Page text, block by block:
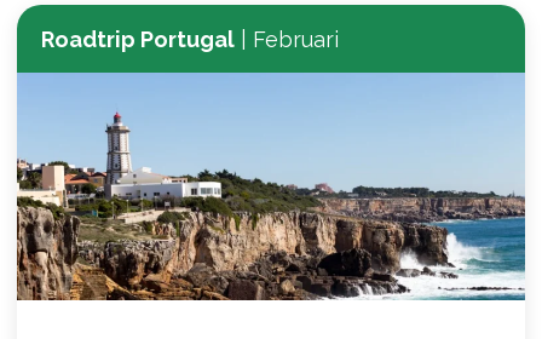
Roadtrip Portugal Februari